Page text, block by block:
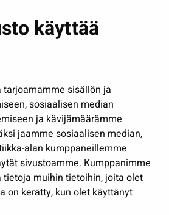
käyttää
sisällön ja
sosiaalisen median
ja kävijämäärämme
jaamme sosiaalisen median,
alan kumppaneillemme
sivustoamme. Kumppanimme
muihin tietoihin, joita olet
on kerätty, kun olet käyttänyt